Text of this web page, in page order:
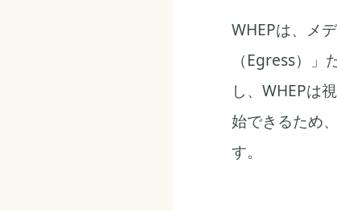
WHEPは、メ
（Egress）
し、WHEPは
始できるため
す。